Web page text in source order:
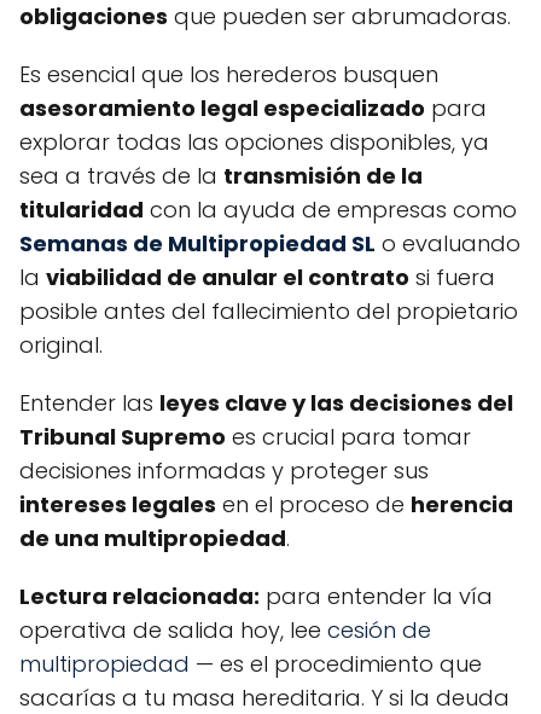
obligaciones que pueden ser abrumadoras.
Es esencial que los herederos busquen
asesoramiento legal especializado para
explorar todas las opciones disponibles, ya
sea a través de la transmisión de la
titularidad con la ayuda de empresas como
Semanas de Multipropiedad SL o evaluando
la viabilidad de anular el contrato si fuera
posible antes del fallecimiento del propietario
original.
Entender las leyes clave y las decisiones del
Tribunal Supremo es crucial para tomar
decisiones informadas y proteger sus
intereses legales en el proceso de herencia
de una multipropiedad.
Lectura relacionada: para entender la vía
operativa de salida hoy, lee cesión de
multipropiedad — es el procedimiento que
sacarías a tu masa hereditaria. Y si la deuda